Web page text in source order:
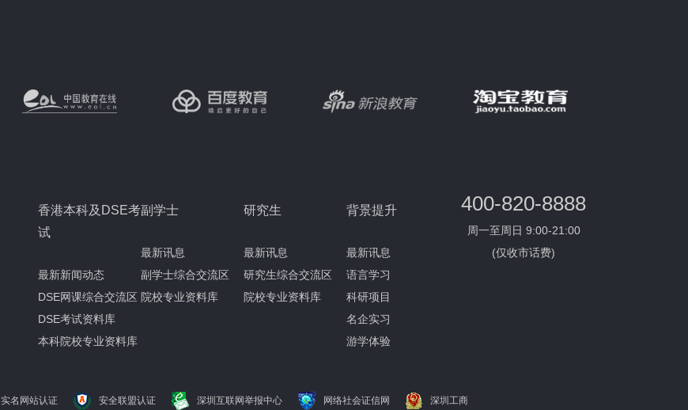
香港本科及DSE考
试
最新新闻动态
DSE网课综合交流区
DSE考试资料库
本科院校专业资料库
副学士
最新讯息
副学士综合交流区
院校专业资料库
研究生
最新讯息
研究生综合交流区
院校专业资料库
背景提升
最新讯息
语言学习
科研项目
名企实习
游学体验
400-820-8888
周一至周日 9:00-21:00
(仅收市话费)
实名网站认证 安全联盟认证 深圳互联网举报中心 网络社会证信网 深圳工商